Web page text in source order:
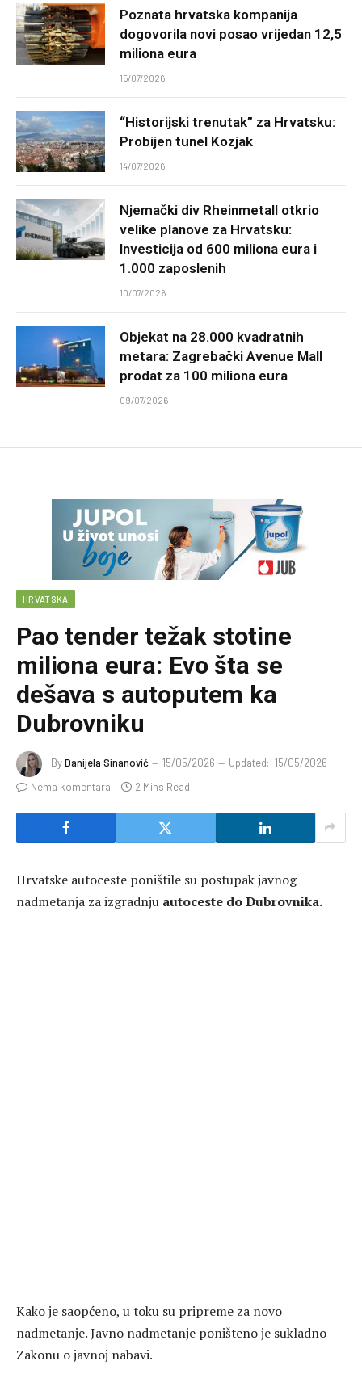
Poznata hrvatska kompanija
dogovorila novi posao vrijedan 12,5
miliona eura
15/07/2026
“Historijski trenutak” za Hrvatsku:
Probijen tunel Kozjak
14/07/2026
Njemački div Rheinmetall otkrio
velike planove za Hrvatsku:
Investicija od 600 miliona eura i
1.000 zaposlenih
10/07/2026
Objekat na 28.000 kvadratnih
metara: Zagrebački Avenue Mall
prodat za 100 miliona eura
09/07/2026
HRVATSKA
Pao tender težak stotine
miliona eura: Evo šta se
dešava s autoputem ka
Dubrovniku
ByDanijela Sinanović 15/05/2026 Updated: 15/05/2026
Nema komentara
2 Mins Read
Hrvatske autoceste poništile su postupak javnog
nadmetanja za izgradnju autoceste do Dubrovnika.
Kako je saopćeno, u toku su pripreme za novo
nadmetanje. Javno nadmetanje poništeno je sukladno
Zakonu o javnoj nabavi.